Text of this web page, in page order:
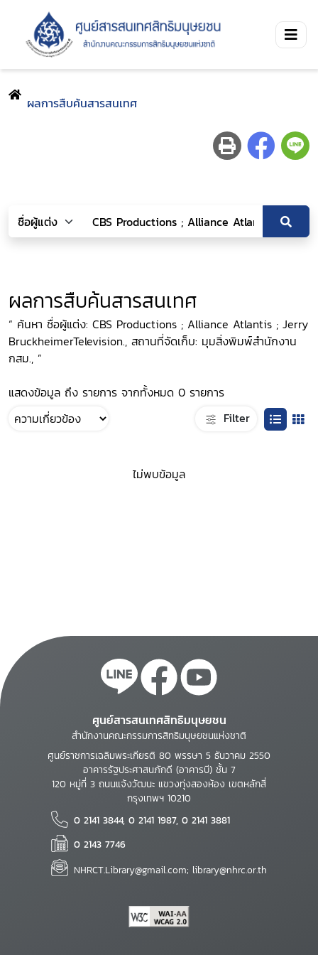
ผลการสืบค้นสารสนเทศ
ผลการสืบค้นสารสนเทศ
“ ค้นหา ชื่อผู้แต่ง: CBS Productions ; Alliance Atlantis ; Jerry
BruckheimerTelevision., สถานที่จัดเก็บ: มุมสิ่งพิมพ์สำนักงาน
กสม., ”
แสดงข้อมูล ถึง รายการ จากทั้งหมด 0 รายการ
Filter
ไม่พบข้อมูล
ศูนย์สารสนเทศสิทธิมนุษยชน
สำนักงานคณะกรรมการสิทธิมนุษยชนแห่งชาติ
ศูนย์ราชการเฉลิมพระเกียรติ 80 พรรษา 5 ธันวาคม 2550
อาคารรัฐประศาสนภักดี (อาคารบี) ชั้น 7
120 หมู่ที่ 3 ถนนแจ้งวัฒนะ แขวงทุ่งสองห้อง เขตหลักสี่
กรุงเทพฯ 10210
0 2141 3844, 0 2141 1987, 0 2141 3881
0 2143 7746
NHRCT.Library@gmail.com; library@nhrc.or.th